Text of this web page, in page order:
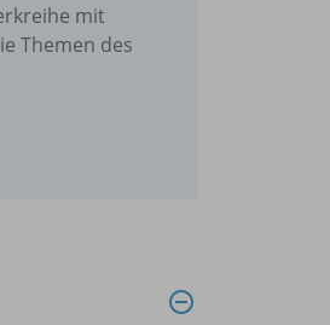
mit
Themen des